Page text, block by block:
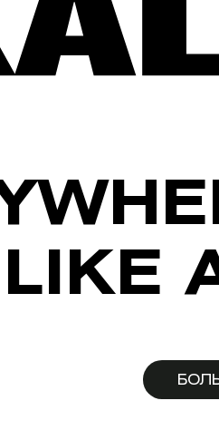
LIKE